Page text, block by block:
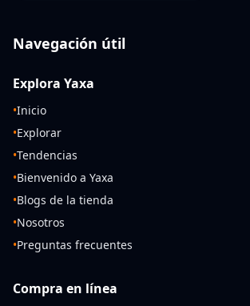
Navegación útil
Explora Yaxa
•Inicio
•Explorar
•Tendencias
•Bienvenido a Yaxa
•Blogs de la tienda
•Nosotros
•Preguntas frecuentes
Compra en línea